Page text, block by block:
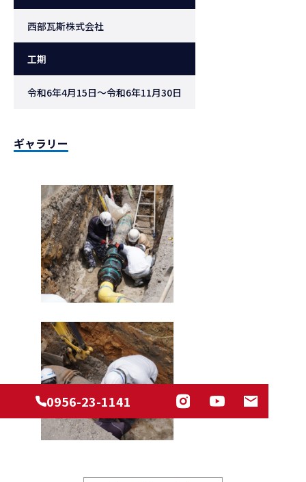
0956-23-1141
西部瓦斯株式会社
工期
令和6年4月15日～令和6年11月30日
ギャラリー